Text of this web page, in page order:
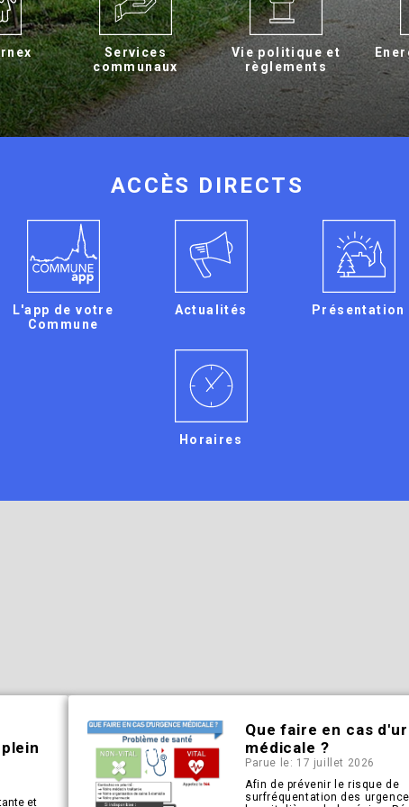
Services
communaux
Vie politique et
règlements
ACCÈS DIRECTS
L'app de votre
Commune
Actualités Présentation
Horaires
et
Que faire en cas
médicale ?
Parue le: 17 juillet 2026
Afin de prévenir le risque de
surfréquentation des